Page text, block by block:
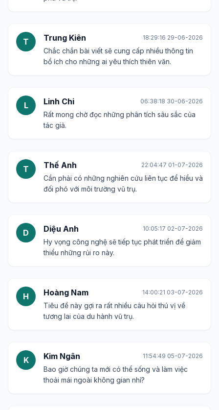
T Trung Kiên 18:29:16 29-06-2026
Chắc chắn bài viết sẽ cung cấp nhiều thông tin
bổ ích cho những ai yêu thích thiên văn.
L Linh Chi 06:38:18 30-06-2026
Rất mong chờ đọc những phân tích sâu sắc của
tác giả.
T Thế Anh 22:04:47 01-07-2026
Cần phải có những nghiên cứu liên tục để hiểu và
đối phó với môi trường vũ trụ.
D Diệu Anh 10:05:17 02-07-2026
Hy vọng công nghệ sẽ tiếp tục phát triển để giảm
thiểu những rủi ro này.
H Hoàng Nam 14:00:21 03-07-2026
Tiêu đề này gợi ra rất nhiều câu hỏi thú vị về
tương lai của du hành vũ trụ.
K Kim Ngân 11:54:49 05-07-2026
Bao giờ chúng ta mới có thể sống và làm việc
thoải mái ngoài không gian nhỉ?